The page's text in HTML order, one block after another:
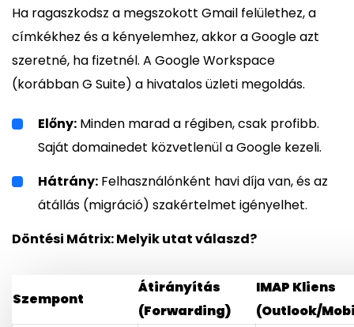
Ha ragaszkodsz a megszokott Gmail felülethez, a
címkékhez és a kényelemhez, akkor a Google azt
szeretné, ha fizetnél. A Google Workspace
(korábban G Suite) a hivatalos üzleti megoldás.
Előny: Minden marad a régiben, csak profibb.
Saját domainedet közvetlenül a Google kezeli.
Hátrány: Felhasználónként havi díja van, és az
átállás (migráció) szakértelmet igényelhet.
Döntési Mátrix: Melyik utat válaszd?
Szempont
Átirányítás
(Forwarding)
IMAP Kliens
(Outlook/